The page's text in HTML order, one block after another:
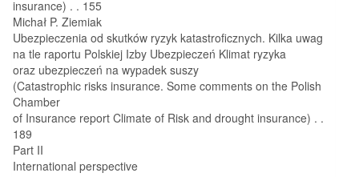
insurance) . . 155
Michał P. Ziemiak
Ubezpieczenia od skutków ryzyk katastroficznych. Kilka uwag
na tle raportu Polskiej Izby Ubezpieczeń Klimat ryzyka
oraz ubezpieczeń na wypadek suszy
(Catastrophic risks insurance. Some comments on the Polish
Chamber
of Insurance report Climate of Risk and drought insurance) . .
189
Part II
International perspective